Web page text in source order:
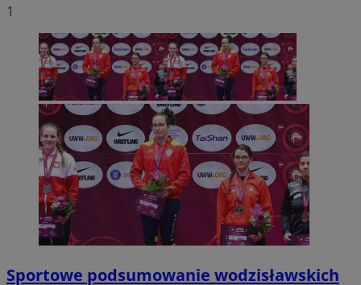
1
Sportowe podsumowanie wodzisławskich